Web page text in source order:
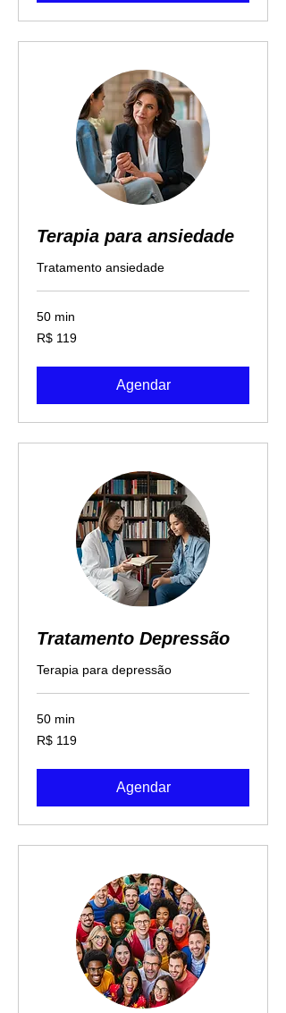
Terapia para ansiedade
Tratamento ansiedade
50 min
119
Reais
R$ 119
Agendar
Tratamento Depressão
Terapia para depressão
50 min
119
Reais
R$ 119
Agendar